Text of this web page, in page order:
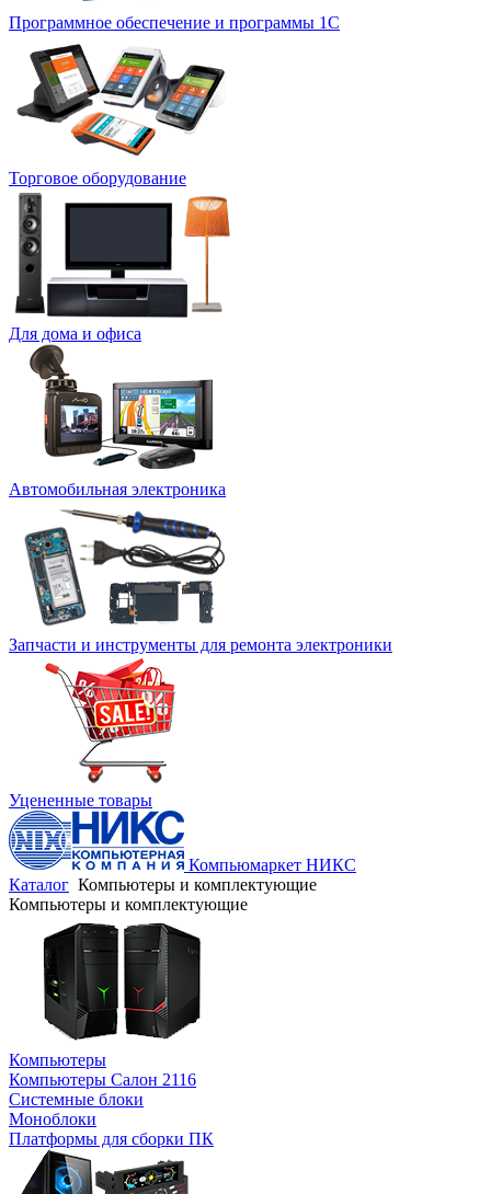
Программное обеспечение и программы 1С
Торговое оборудование
Для дома и офиса
Автомобильная электроника
Запчасти и инструменты для ремонта электроники
Уцененные товары
Компьюмаркет НИКС
Каталог Компьютеры и комплектующие
Компьютеры и комплектующие
Компьютеры
Компьютеры Салон 2116
Системные блоки
Моноблоки
Платформы для сборки ПК